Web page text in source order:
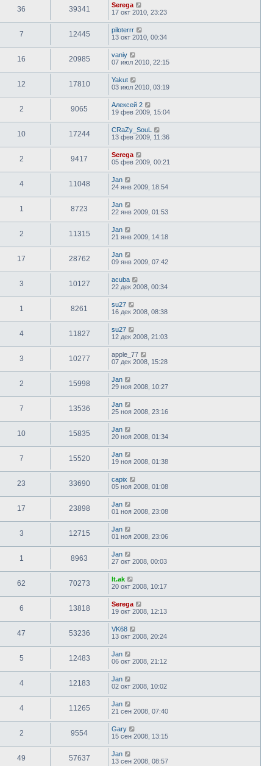
36 39341
Serega
17 окт 2010, 23:23
7 12445
piloterrr
13 окт 2010, 00:34
16 20985
vaniy
07 июл 2010, 22:15
12 17810
Yakut
03 июл 2010, 03:19
2 9065
Алексей 2
19 фев 2009, 15:04
10 17244
CRaZy_SouL
13 фев 2009, 11:36
2 9417
Serega
05 фев 2009, 00:21
4 11048
Jan
24 янв 2009, 18:54
1 8723
Jan
22 янв 2009, 01:53
2 11315
Jan
21 янв 2009, 14:18
17 28762
Jan
09 янв 2009, 07:42
3 10127
acuba
22 дек 2008, 00:34
1 8261
su27
16 дек 2008, 08:38
4 11827
su27
12 дек 2008, 21:03
3 10277
apple_77
07 дек 2008, 15:28
2 15998
Jan
29 ноя 2008, 10:27
7 13536
Jan
25 ноя 2008, 23:16
10 15835
Jan
20 ноя 2008, 01:34
7 15520
Jan
19 ноя 2008, 01:38
23 33690
capix
05 ноя 2008, 01:08
17 23898
Jan
01 ноя 2008, 23:08
3 12715
Jan
01 ноя 2008, 23:06
1 8963
Jan
27 окт 2008, 00:03
62 70273
lt.ak
20 окт 2008, 10:17
6 13818
Serega
19 окт 2008, 12:13
47 53236
VK68
13 окт 2008, 20:24
5 12483
Jan
06 окт 2008, 21:12
4 12183
Jan
02 окт 2008, 10:02
4 11265
Jan
21 сен 2008, 07:40
2 9554
Gary
15 сен 2008, 13:15
49 57637
Jan
13 сен 2008, 08:57